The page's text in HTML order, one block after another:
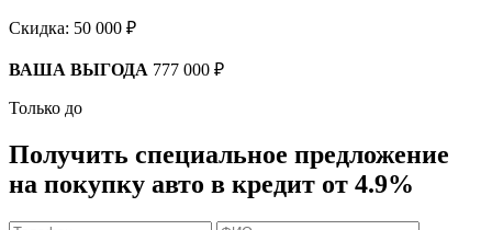
Скидка: 50 000 ₽
ВАША ВЫГОДА 777 000 ₽
Только до
Получить специальное предложение
на покупку авто в кредит от 4.9%